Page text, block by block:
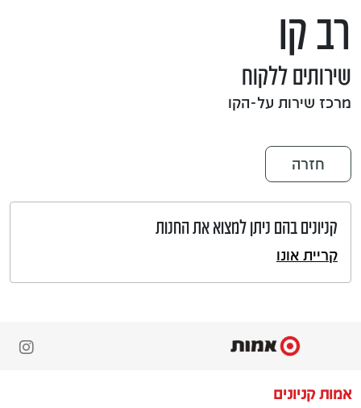
רב קו
שירותים ללקוח
מרכז שירות על-הקו
חזרה
קניונים בהם ניתן למצוא את החנות
קריית אונו
אמות קניונים